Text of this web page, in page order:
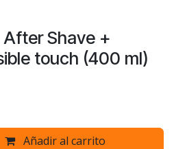
Shave +
touch (400 ml)
Añadir al carrito